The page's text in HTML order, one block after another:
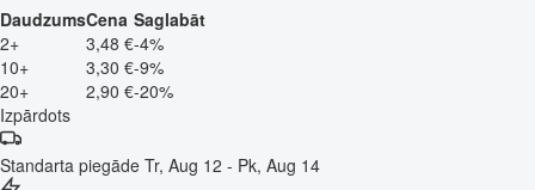
DaudzumsCena Saglabāt
2+
3,48 €-4%
10+
3,30 €-9%
20+
2,90 €-20%
Izpārdots
Standarta piegāde Tr, Aug 12 - Pk, Aug 14